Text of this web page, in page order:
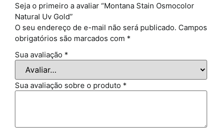
Seja o primeiro a avaliar “Montana Stain Osmocolor
Natural Uv Gold”
O seu endereço de e-mail não será publicado. Campos
obrigatórios são marcados com *
Sua avaliação *
Sua avaliação sobre o produto *